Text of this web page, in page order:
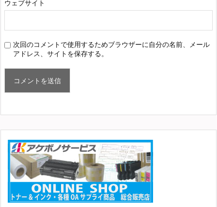
ウェブサイト
次回のコメントで使用するためブラウザーに自分の名前、メール
アドレス、サイトを保存する。